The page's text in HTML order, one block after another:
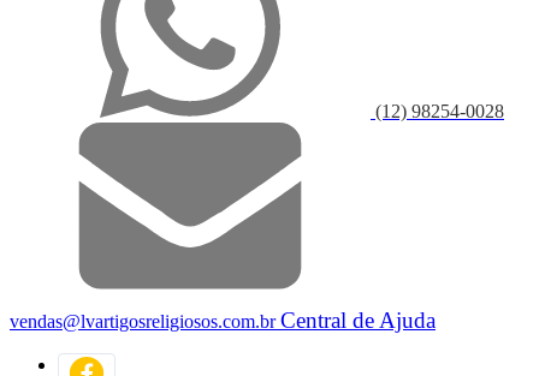
(12) 98254-0028
vendas@lvartigosreligiosos.com.brCentral de Ajuda